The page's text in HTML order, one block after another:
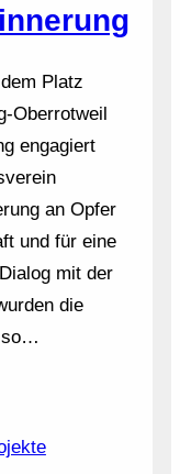
Platz
Oberrotweil
engagiert
an Opfer
und für eine
mit der
die
so…